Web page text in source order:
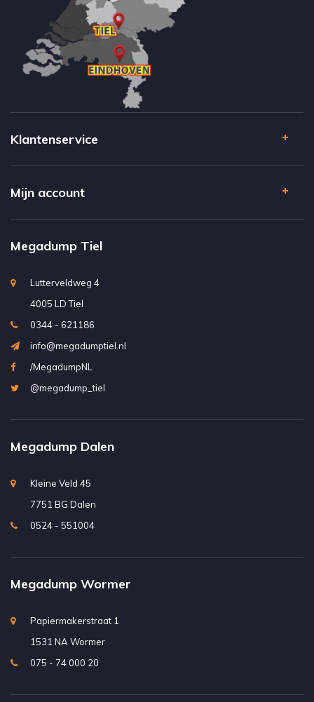
Klantenservice
Mijn account
Megadump Tiel
Lutterveldweg 4
4005 LD Tiel
0344 - 621186
info@megadumptiel.nl
/MegadumpNL
@megadump_tiel
Megadump Dalen
Kleine Veld 45
7751 BG Dalen
0524 - 551004
Megadump Wormer
Papiermakerstraat 1
1531 NA Wormer
075 - 74 000 20